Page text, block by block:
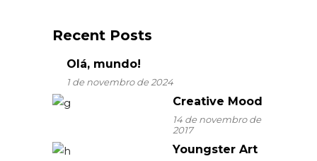
Recent Posts
Olá, mundo!
1 de novembro de 2024
Creative Mood
14 de novembro de
2017
Youngster Art